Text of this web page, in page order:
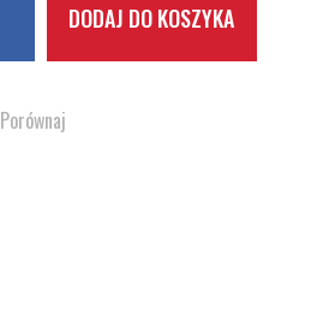
DODAJ DO KOSZYKA
Porównaj